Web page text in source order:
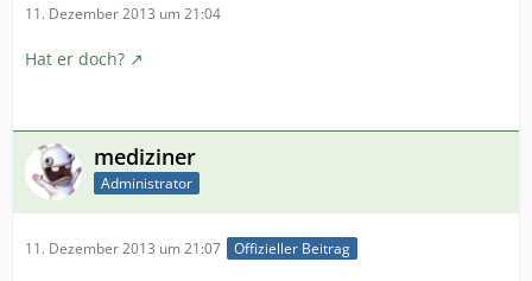
11. Dezember 2013 um 21:04
Hat er doch?
mediziner
Administrator
11. Dezember 2013 um 21:07 Offizieller Beitrag